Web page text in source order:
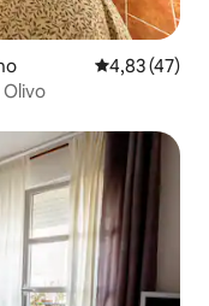
Évaluation
4,83 (47)